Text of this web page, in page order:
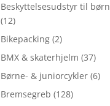
Beskyttelsesudstyr til børn
(12)
Bikepacking (2)
BMX & skaterhjelm (37)
Børne- & juniorcykler (6)
Bremsegreb (128)